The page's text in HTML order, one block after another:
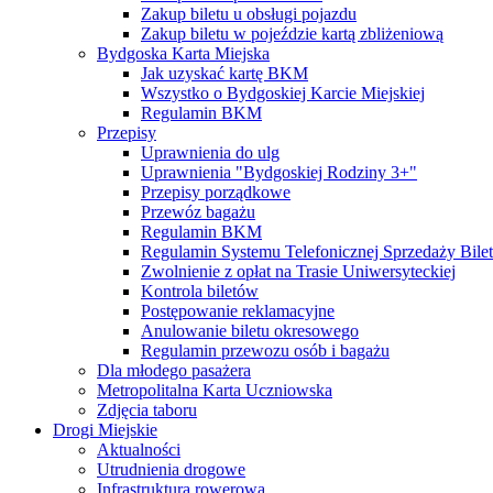
Zakup biletu u obsługi pojazdu
Zakup biletu w pojeździe kartą zbliżeniową
Bydgoska Karta Miejska
Jak uzyskać kartę BKM
Wszystko o Bydgoskiej Karcie Miejskiej
Regulamin BKM
Przepisy
Uprawnienia do ulg
Uprawnienia "Bydgoskiej Rodziny 3+"
Przepisy porządkowe
Przewóz bagażu
Regulamin BKM
Regulamin Systemu Telefonicznej Sprzedaży
Zwolnienie z opłat na Trasie Uniwersyteckiej
Kontrola biletów
Postępowanie reklamacyjne
Anulowanie biletu okresowego
Regulamin przewozu osób i bagażu
Dla młodego pasażera
Metropolitalna Karta Uczniowska
Zdjęcia taboru
Drogi Miejskie
Aktualności
Utrudnienia drogowe
Infrastruktura rowerowa